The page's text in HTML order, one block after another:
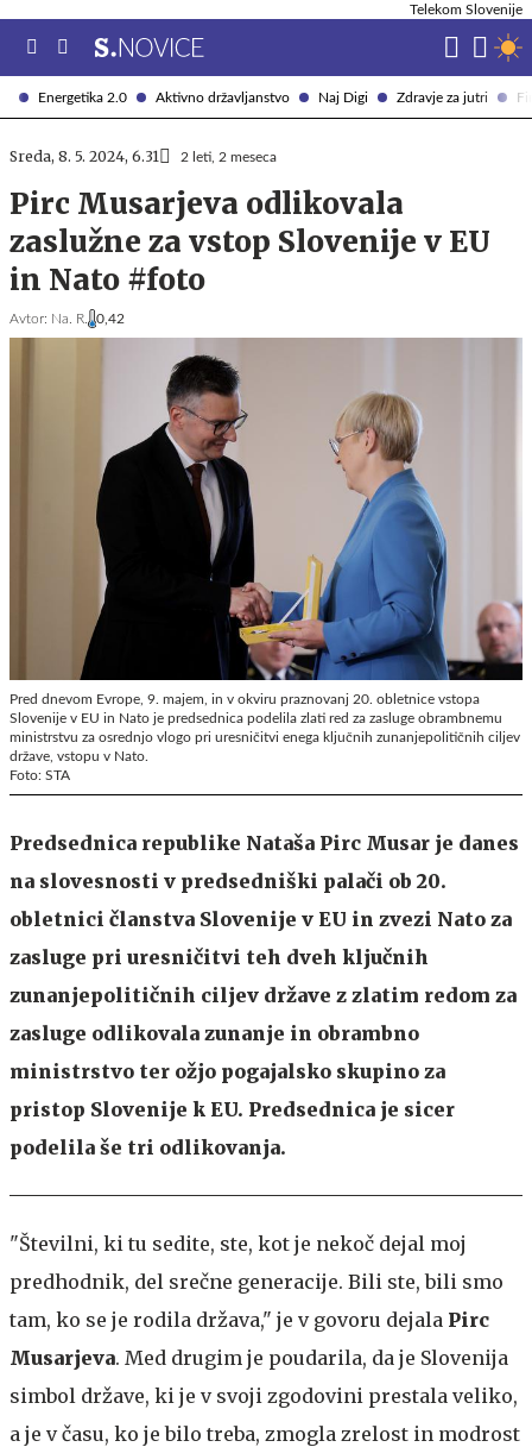
Energetika 2.0 Aktivno državljanstvo Naj Digi Zdravje za jutri
Telekom Slovenije
Sreda, 8. 5. 2024, 6.31 2 leti, 2 meseca
Pirc Musarjeva odlikovala
zaslužne za vstop Slovenije v EU
in Nato #foto
Avtor: Na. R. 0,42
Pred dnevom Evrope, 9. majem, in v okviru praznovanj 20. obletnice vstopa
Slovenije v EU in Nato je predsednica podelila zlati red za zasluge obrambnemu
ministrstvu za osrednjo vlogo pri uresničitvi enega ključnih zunanjepolitičnih ciljev
države, vstopu v Nato.
Foto: STA
Predsednica republike Nataša Pirc Musar je danes
na slovesnosti v predsedniški palači ob 20.
obletnici članstva Slovenije v EU in zvezi Nato za
zasluge pri uresničitvi teh dveh ključnih
zunanjepolitičnih ciljev države z zlatim redom za
zasluge odlikovala zunanje in obrambno
ministrstvo ter ožjo pogajalsko skupino za
pristop Slovenije k EU. Predsednica je sicer
podelila še tri odlikovanja.
"Številni, ki tu sedite, ste, kot je nekoč dejal moj
predhodnik, del srečne generacije. Bili ste, bili smo
tam, ko se je rodila država," je v govoru dejala Pirc
Musarjeva. Med drugim je poudarila, da je Slovenija
simbol države, ki je v svoji zgodovini prestala veliko,
a je v času, ko je bilo treba, zmogla zrelost in modrost